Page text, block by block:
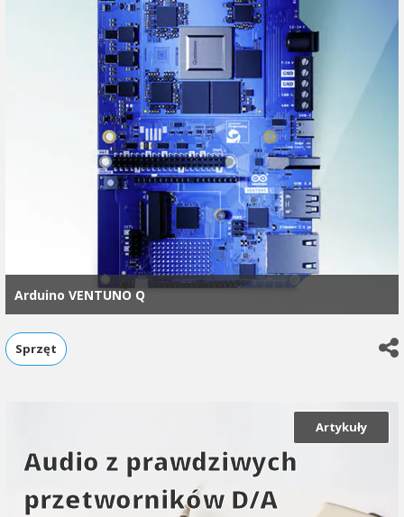
Arduino VENTUNO Q
Sprzęt
Audio z prawdziwych
przetworników D/A
Artykuły